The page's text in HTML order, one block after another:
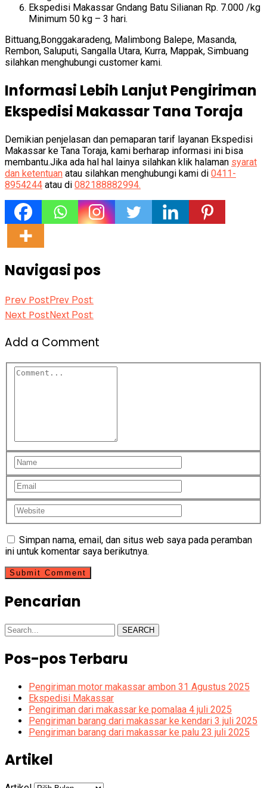
Ekspedisi Makassar Gndang Batu Silianan Rp. 7.000 /kg
Minimum 50 kg – 3 hari.
Bittuang,Bonggakaradeng, Malimbong Balepe, Masanda,
Rembon, Saluputi, Sangalla Utara, Kurra, Mappak, Simbuang
silahkan menghubungi customer kami.
Informasi Lebih Lanjut Pengiriman
Ekspedisi Makassar Tana Toraja
Demikian penjelasan dan pemaparan tarif layanan Ekspedisi
Makassar ke Tana Toraja, kami berharap informasi ini bisa
membantu.Jika ada hal hal lainya silahkan klik halaman syarat
dan ketentuan atau silahkan menghubungi kami di 0411-
8954244 atau di 082188882994.
Navigasi pos
Prev PostPrev Post:
Next PostNext Post:
Add a Comment
Simpan nama, email, dan situs web saya pada peramban
ini untuk komentar saya berikutnya.
Pencarian
SEARCH
Pos-pos Terbaru
Pengiriman motor makassar ambon 31 Agustus 2025
Ekspedisi Makassar
Pengiriman dari makassar ke pomalaa 4 juli 2025
Pengiriman barang dari makassar ke kendari 3 juli 2025
Pengiriman barang dari makassar ke palu 23 juli 2025
Artikel